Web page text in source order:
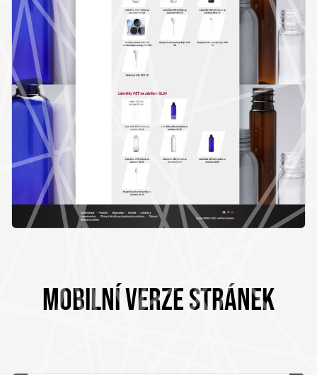
MOBILNÍ VERZE STRÁNEK